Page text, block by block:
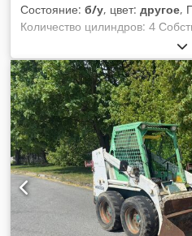
Состояние: б/у, цвет: другое,
Количество цилиндров: 4
Габаритные размеры (Д x Ш x
Система быстрого сменного
вес: 2680 кг Транспортные
мм Chedpfx Aszrv Ulol Isa
Kubota V2403 Мощность: 36,5
Размер шин: передние и
ковша: 1730 мм Оснащение:
быстрого сменного крепления
Отсутствует сертификация CE
документация